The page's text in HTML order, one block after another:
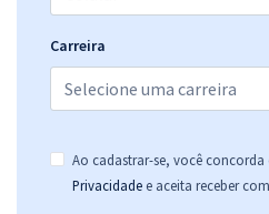
Carreira
Ao cadastrar-se, você concorda
Privacidade e aceita receber